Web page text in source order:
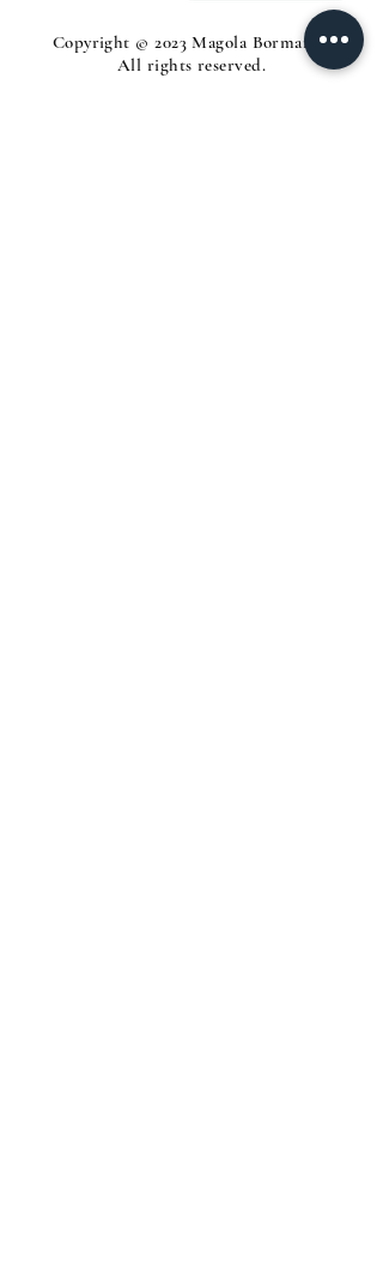
Copyright © 2023 Magola Borman®.
All rights reserved.